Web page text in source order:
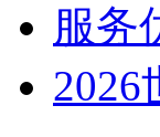
服务
2026